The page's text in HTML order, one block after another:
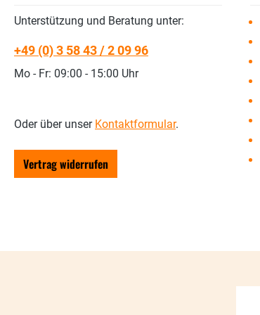
Unterstützung und Beratung unter:
+49 (0) 3 58 43 / 2 09 96
Mo - Fr: 09:00 - 15:00 Uhr
Oder über unser Kontaktformular.
Vertrag widerrufen